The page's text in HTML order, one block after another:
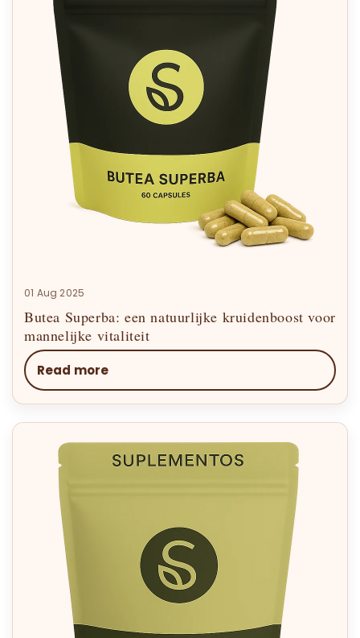
01 Aug 2025
Butea Superba: een natuurlijke kruidenboost voor
mannelijke vitaliteit
Read more